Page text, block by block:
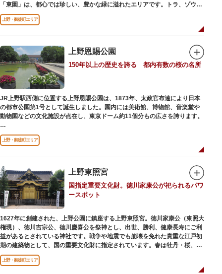
「東園」は、都心では珍しい、豊かな緑に溢れたエリアです。トラ、ゾウな
どが住む森エリアや、ホッキョクグマやアザラシが住む海エリアでは、水浴
びなど迫力あるシーンが目撃できることもあります。国指定重要文化財の
一方「西園」は、蓮の名所としても知られる風光明媚な「不忍池」のほとり
に位置する区域。キリンやサイなどの人気動物をはじめ、アイアイや“動か
ない鳥”として話題のハシビロコウなどユニークな種も見られます。
子ども動物園「すてっぷ」では、小動物を間近で観察することを通じて、命
の大切さや生きものの魅力が学べる体験プログラムが実施されています。
歩き疲れたり、お腹が空いてきたら、園内にいくつかあるフードショップで
休憩しましょう。それぞれのお店で、動物たちをモチーフにした可愛いフー
ドやスイーツが食べられます。オリジナルグッズを取り扱うギフトショップ
も必見です。
上野・御徒町エリア
上野恩賜公園
150年以上の歴史を誇る 都内有数の桜の名所
JR上野駅西側に位置する上野恩賜公園は、1873年、太政官布達により日本
の都市公園第1号として誕生しました。園内には美術館、博物館、音楽堂や
動物園などの文化施設が点在し、東京ドーム約11個分もの広さを誇ります。
ソメイヨシノやヤマザクラなど約1,200本の桜が植えられた園内は、桜の名
所としても有名。シーズンにはライトアップされた夜桜が一層風情を添え、
例年延べ330万人近い人出となります。不忍池（しのばずのいけ）は江戸時
ので、バードウォッチングを楽しむ人の姿も見られるスポットです。
美術館や博物館で国内外の芸術作品や文化・自然科学に触れたり、歴史の薫
りを感じながら史跡巡りを楽しんではいかがでしょうか。1日では見てまわ
りきれないほどの魅力にあふれた公園です。
上野・御徒町エリア
上野東照宮
国指定重要文化財。徳川家康公が祀られるパワ
ースポット
1627年に創建された、上野公園に鎮座する上野東照宮。徳川家康公（東照大
権現）、徳川吉宗公、徳川慶喜公を祭神とし、出世、勝利、健康長寿にご利
益があるとされている神社です。戦争や地震でも崩壊を免れた貴重な江戸初
期の建築物として、国の重要文化財に指定されています。春は牡丹・桜、秋
は紅葉やダリア展、お正月は初詣や冬ぼたん鑑賞の地として、年間を通して
国内外からの参拝者で賑わうスポットです。
上野・御徒町エリア